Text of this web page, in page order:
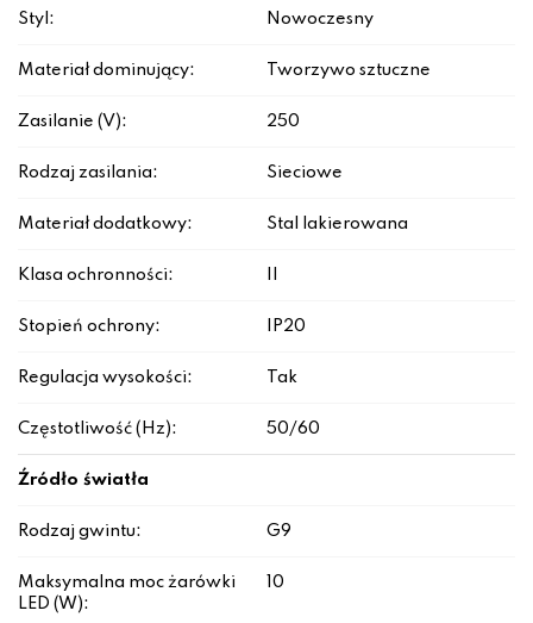
Styl: Nowoczesny
Materiał dominujący: Tworzywo sztuczne
Zasilanie (V): 250
Rodzaj zasilania: Sieciowe
Materiał dodatkowy: Stal lakierowana
Klasa ochronności:
Stopień ochrony: IP20
Regulacja wysokości: Tak
Częstotliwość (Hz): 50/60
Źródło światła
Rodzaj gwintu: G9
Maksymalna moc żarówki
LED (W):
10